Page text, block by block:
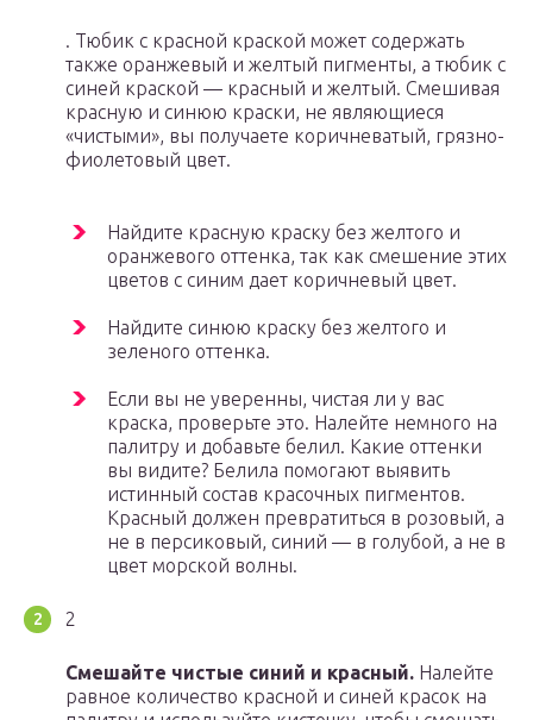
. Тюбик с красной краской может содержать
также оранжевый и желтый пигменты, а тюбик с
синей краской — красный и желтый. Смешивая
красную и синюю краски, не являющиеся
«чистыми», вы получаете коричневатый, грязно-
фиолетовый цвет.
Найдите красную краску без желтого и
оранжевого оттенка, так как смешение этих
цветов с синим дает коричневый цвет.
Найдите синюю краску без желтого и
зеленого оттенка.
Если вы не уверенны, чистая ли у вас
краска, проверьте это. Налейте немного на
палитру и добавьте белил. Какие оттенки
вы видите? Белила помогают выявить
истинный состав красочных пигментов.
Красный должен превратиться в розовый, а
не в персиковый, синий — в голубой, а не в
цвет морской волны.
2
Смешайте чистые синий и красный. Налейте
равное количество красной и синей красок на